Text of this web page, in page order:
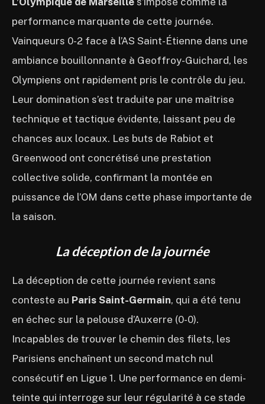
performance marquante de cette journée.
Vainqueurs 0-2 face à l’AS Saint-Étienne dans une
ambiance bouillonnante à Geoffroy-Guichard, les
Olympiens ont rapidement pris le contrôle du jeu.
Leur domination s’est traduite par une maîtrise
technique et tactique évidente, laissant peu de
chances aux locaux. Les buts de Rabiot et
Greenwood ont concrétisé une prestation
collective solide, confirmant la montée en
puissance de l’OM dans cette phase importante de
la saison.
La déception de la journée
La déception de cette journée revient sans
conteste au Paris Saint-Germain, qui a été tenu
en échec sur la pelouse d’Auxerre (0-0).
Incapables de trouver le chemin des filets, les
Parisiens enchaînent un second match nul
consécutif en Ligue 1. Une performance en demi-
teinte qui interroge sur leur régularité à ce stade